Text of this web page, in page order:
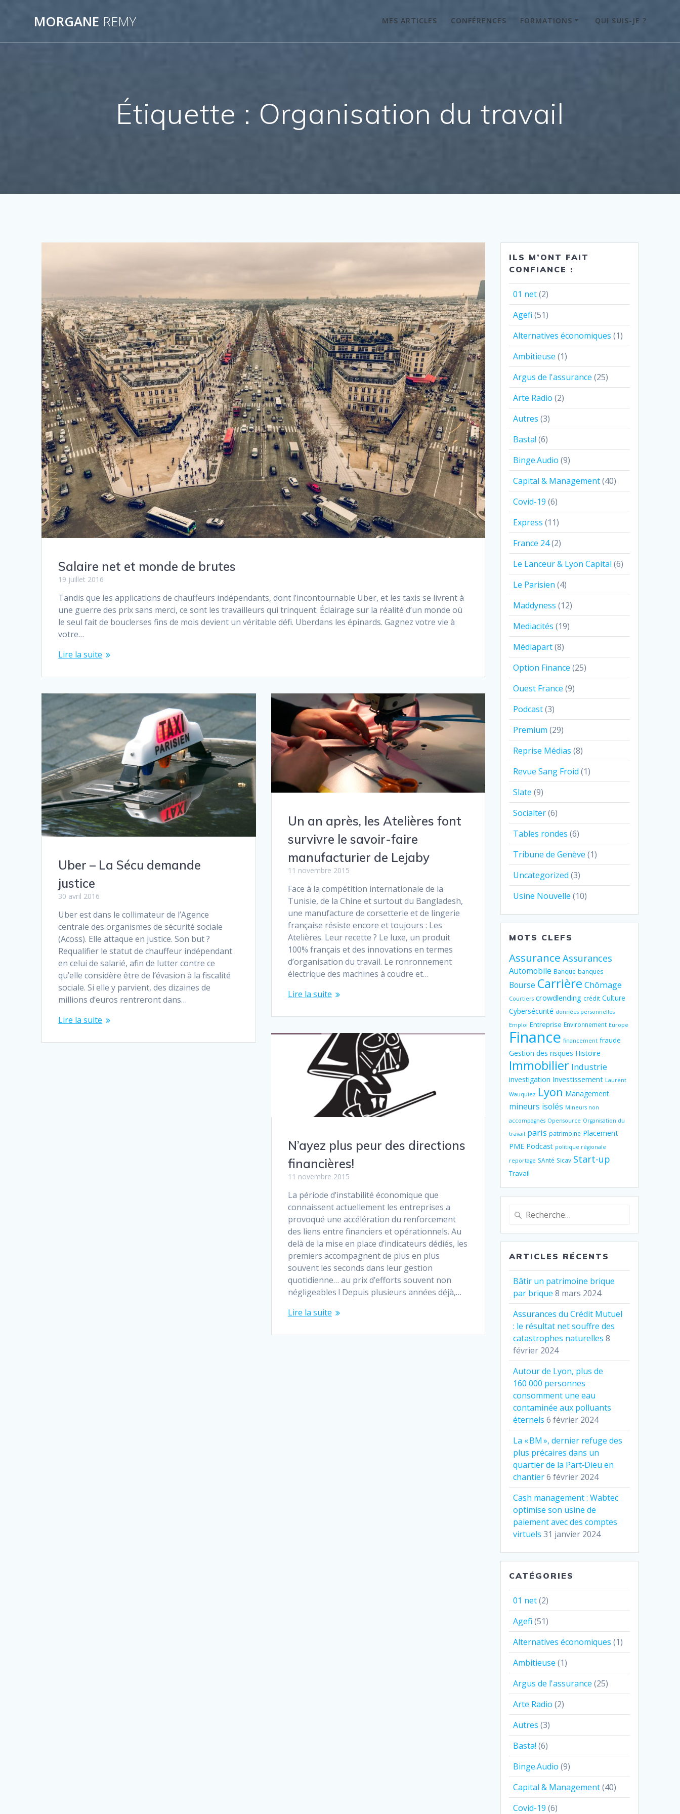
MORGANE REMY MES ARTICLES CONFÉRENCES FORMATIONS QUI SUIS-JE ?
Étiquette : Organisation du travail
Salaire net et monde de brutes
19 juillet 2016
Tandis que les applications de chauffeurs indépendants, dont l’incontournable Uber, et les taxis se livrent à
une guerre des prix sans merci, ce sont les travailleurs qui trinquent. Éclairage sur la réalité d’un monde où
le seul fait de bouclerses fins de mois devient un véritable défi. Uberdans les épinards. Gagnez votre vie à
votre…
Lire la suite
Uber – La Sécu demande
justice
30 avril 2016
Uber est dans le collimateur de l’Agence
centrale des organismes de sécurité sociale
(Acoss). Elle attaque en justice. Son but ?
Requalifier le statut de chauffeur indépendant
en celui de salarié, afin de lutter contre ce
qu’elle considère être de l’évasion à la fiscalité
sociale. Si elle y parvient, des dizaines de
millions d’euros rentreront dans…
Lire la suite
Un an après, les Atelières font
survivre le savoir-faire
manufacturier de Lejaby
11 novembre 2015
Face à la compétition internationale de la
Tunisie, de la Chine et surtout du Bangladesh,
une manufacture de corsetterie et de lingerie
française résiste encore et toujours : Les
Atelières. Leur recette ? Le luxe, un produit
100% français et des innovations en termes
d’organisation du travail. Le ronronnement
électrique des machines à coudre et…
Lire la suite
N’ayez plus peur des directions
financières!
11 novembre 2015
La période d’instabilité économique que
connaissent actuellement les entreprises a
provoqué une accélération du renforcement
des liens entre financiers et opérationnels. Au
delà de la mise en place d’indicateurs dédiés, les
premiers accompagnent de plus en plus
souvent les seconds dans leur gestion
quotidienne… au prix d’efforts souvent non
négligeables ! Depuis plusieurs années déjà,…
Lire la suite
ILS M’ONT FAIT
CONFIANCE :
01 net(2)
Agefi (51)
Alternatives économiques (1)
Ambitieuse (1)
Argus de l'assurance (25)
Arte Radio (2)
Autres (3)
Basta! (6)
Binge.Audio (9)
Capital & Management(40)
Covid-19 (6)
Express (11)
France 24(2)
Le Lanceur & Lyon Capital (6)
Le Parisien (4)
Maddyness (12)
Mediacités (19)
Médiapart(8)
Option Finance (25)
Ouest France (9)
Podcast(3)
Premium (29)
Reprise Médias (8)
Revue Sang Froid (1)
Slate (9)
Socialter(6)
Tables rondes (6)
Tribune de Genève (1)
Uncategorized (3)
Usine Nouvelle (10)
MOTS CLEFS
Assurance Assurances
Automobile Banque banques
Bourse Carrière Chômage
Courtiers crowdlending crédit Culture
Cybersécurité données personnelles
Emploi Entreprise Environnement Europe
Finance financement fraude
Gestion des risques Histoire
Immobilier Industrie
investigation Investissement Laurent
Wauquiez Lyon Management
mineurs isolés Mineurs non
accompagnés Opensource Organisation du
travail paris patrimoine Placement
PME Podcast politique régionale
reportage SAnté Sicav Start-up
Travail
Recherche
:
ARTICLES RÉCENTS
Bâtir un patrimoine brique
par brique 8 mars 2024
Assurances du Crédit Mutuel
: le résultat net souffre des
catastrophes naturelles 8
février 2024
Autour de Lyon, plus de
160 000 personnes
consomment une eau
contaminée aux polluants
éternels 6 février 2024
La « BM », dernier refuge des
plus précaires dans un
quartier de la Part‐Dieu en
chantier6 février 2024
Cash management : Wabtec
optimise son usine de
paiement avec des comptes
virtuels 31 janvier 2024
CATÉGORIES
01 net(2)
Agefi (51)
Alternatives économiques (1)
Ambitieuse (1)
Argus de l'assurance (25)
Arte Radio (2)
Autres (3)
Basta! (6)
Binge.Audio (9)
Capital & Management(40)
Covid-19 (6)